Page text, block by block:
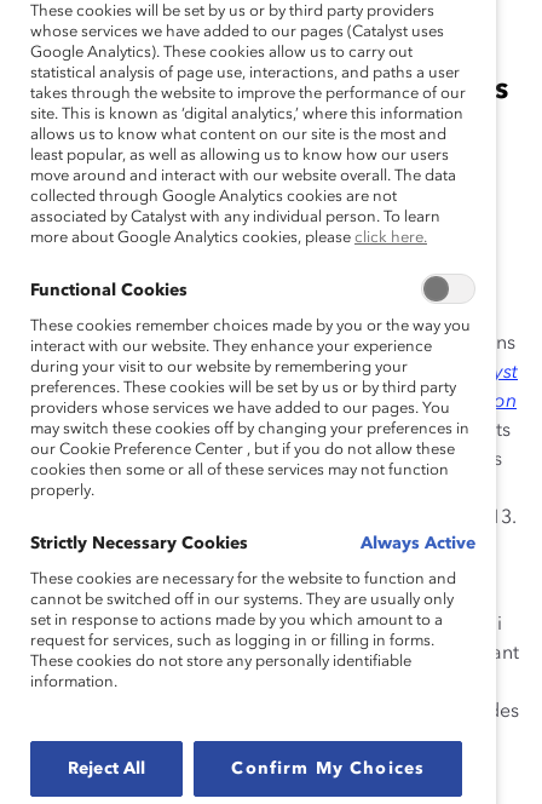
Le Québec affiche le taux le plus
élevé de femmes membres de
conseils d’administration parmi les
quatre plus grandes provinces
canadiennes, mais il reste encore
beaucoup à faire.
femmes au sein des conseils d’administration a
augmenté de près de deux points au cours des deux
dernières années, indiquant une tendance nouvelle dans
le monde canadien des affaires. Selonl’Enquête Catalyst
2013 : les femmes membres de conseils d’administration
selon le classement Financial Post 500, dont les résultats
sont publiés aujourd’hui, la représentation des femmes
au sein des conseils d’administration des sociétés
ouvertes est passée de 10,3 % en 2011 à 12,1 % en 2013.
concerne les sociétés fermées, les sociétés de la
couronne et les coopératives du classement FP500, qui
n’ont enregistré aucune augmentation significative quant
au nombre de femmes membres de leurs conseils
d’administration depuis 2011. De plus, plus d’un tiers des
sociétés (36,0 %) continuent de ne compter aucune
femme au sein de leur conseil d’administration,
notamment quatre sociétés ouvertes sur dix (41,7 %).
These cookies will be set by us or by third party providers
whose services we have added to our pages (Catalyst uses
Google Analytics). These cookies allow us to carry out
statistical analysis of page use, interactions, and paths a user
takes through the website to improve the performance of our
site. This is known as ‘digital analytics,’ where this information
allows us to know what content on our site is the most and
least popular, as well as allowing us to know how our users
move around and interact with our website overall. The data
collected through Google Analytics cookies are not
associated by Catalyst with any individual person. To learn
more about Google Analytics cookies, please click here.
Functional Cookies
These cookies remember choices made by you or the way you
interact with our website. They enhance your experience
during your visit to our website by remembering your
preferences. These cookies will be set by us or by third party
providers whose services we have added to our pages. You
may switch these cookies off by changing your preferences in
our Cookie Preference Center , but if you do not allow these
cookies then some or all of these services may not function
properly.
Strictly Necessary Cookies Always Active
These cookies are necessary for the website to function and
cannot be switched off in our systems. They are usually only
set in response to actions made by you which amount to a
request for services, such as logging in or filling in forms.
These cookies do not store any personally identifiable
information.
Reject All Confirm My Choices